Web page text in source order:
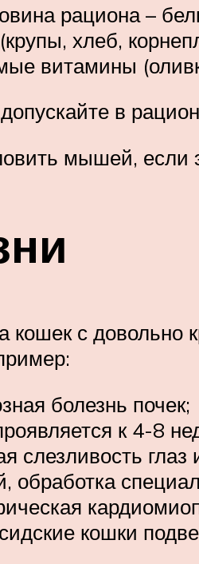
рациона –
хлеб,
витамины
в
мышей, если
кошек с довольно
болезнь почек;
к 4-8
слезливость
обработка
кошки